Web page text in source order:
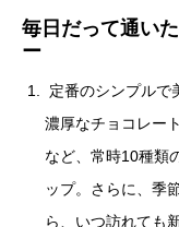
毎日だって通い
ー
定番のシンプルで
濃厚なチョコレー
など、常時10種類
ップ。さらに、季
ら、いつ訪れても